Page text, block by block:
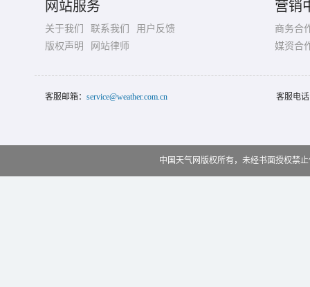
网站服务
关于我们 联系我们
用户反馈
版权声明
网站律师
营销
商务合
媒资合
客服邮箱： service@weather.com.cn 客服电
中国天气网版权所有，未经书面授权